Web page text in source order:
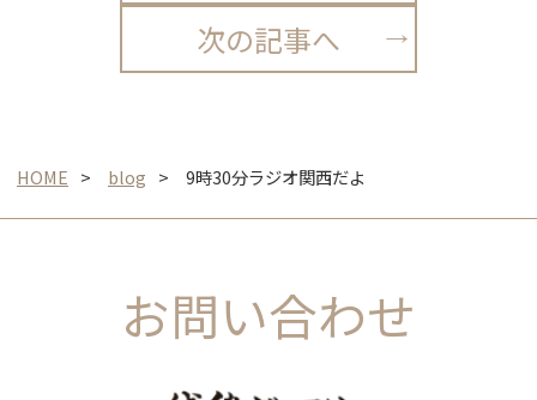
次の記事へ
HOME blog 9時30分ラジオ関西だよ
お問い合わせ